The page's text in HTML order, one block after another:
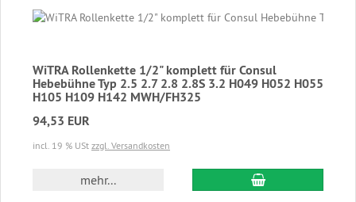
WiTRA Rollenkette 1/2" komplett für Consul
Hebebühne Typ 2.5 2.7 2.8 2.8S 3.2 H049 H052 H055
H105 H109 H142 MWH/FH325
94,53 EUR
incl. 19 % USt zzgl. Versandkosten
mehr... In den